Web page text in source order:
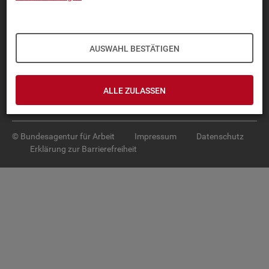
AUSWAHL BESTÄTIGEN
ALLE ZULASSEN
TOP-PRO­DUK­TE
SER­VICE
© Bundesagentur für Arbeit Impressum
Datenschutz
Erklärung zur Barrierefreiheit